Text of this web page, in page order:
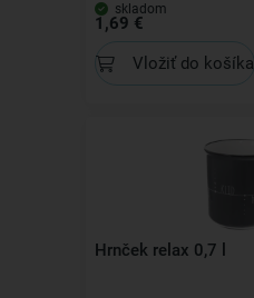
skladom
1,69 €
Vložiť do košíka
Hrnček relax 0,7 l